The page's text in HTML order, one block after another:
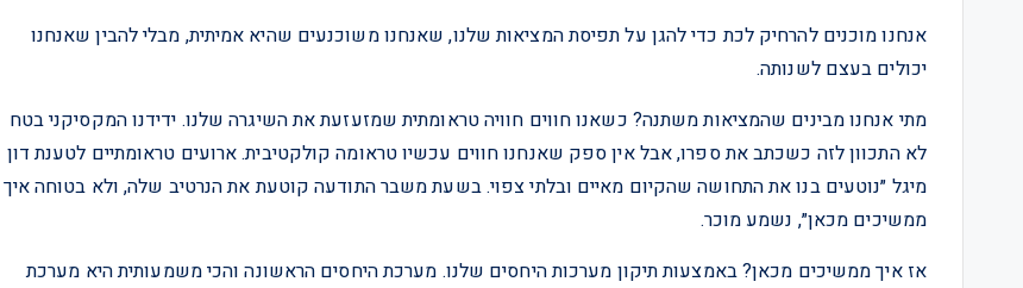
אנחנו מוכנים להרחיק לכת כדי להגן על תפיסת המציאות שלנו, שאנחנו משוכנעים שהיא אמיתית, מבלי להבין שאנחנו
יכולים בעצם לשנותה.
מתי אנחנו מבינים שהמציאות משתנה? כשאנו חווים חוויה טראומתית שמזעזעת את השיגרה שלנו. ידידנו המקסיקני בטח
לא התכוון לזה כשכתב את ספרו, אבל אין ספק שאנחנו חווים עכשיו טראומה קולקטיבית. ארועים טראומתיים לטענת דון
מיגל ״נוטעים בנו את התחושה שהקיום מאיים ובלתי צפוי. בשעת משבר התודעה קוטעת את הנרטיב שלה, ולא בטוחה איך
ממשיכים מכאן״, נשמע מוכר.
אז איך ממשיכים מכאן? באמצעות תיקון מערכות היחסים שלנו. מערכת היחסים הראשונה והכי משמעותית היא מערכת